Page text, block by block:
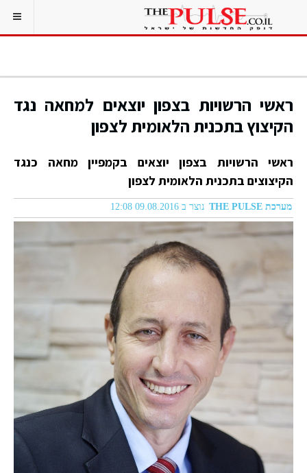
ראשי הרשויות בצפון יוצאים למחאה נגד
הקיצוץ בתכנית הלאומית לצפון
ראשי הרשויות בצפון יוצאים בקמפיין מחאה כנגד
הקיצוצים בתכנית הלאומית לצפון
מערכת THE PULSE נוצר ב 09.08.2016 12:08